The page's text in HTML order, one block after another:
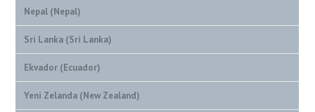
Nepal (Nepal)
Sri Lanka (Sri Lanka)
Ekvador (Ecuador)
Yeni Zelanda (New Zealand)